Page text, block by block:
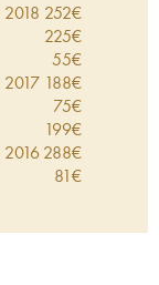
2018 252€
225€
55€
2017 188€
75€
199€
2016288€
81€